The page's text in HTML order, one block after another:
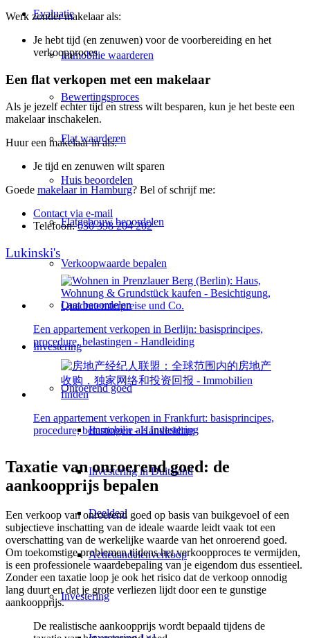
Evaluatie
Immobilie waarderen
Bewertingsproces
Flat waarderen
Huis beoordelen
Flatgebouw beoordelen
Verkoopwaarde bepalen
Laat beoordelen
Investering
Onroerend goed
Immobilie als Investering
Investering in Duitsland
Deeldeal
Actieaandelenverkoop
Investering
Werk zonder makelaar als:
Je hebt tijd (en zenuwen) voor de voorbereiding en het
verkoopproces
Een flat verkopen met een makelaar
Als je jezelf echter tijd en stress wilt besparen, kun je het beste een
makelaar inschakelen.
Huur een makelaar in als:
Je tijd en zenuwen wilt sparen
Goede makelaar in Hamburg? Bel of schrijf me:
Contact via e-mail
Telefoon:030 398 204 202
Lukinski's
Een appartement verkopen in Berlijn: basisprincipes,
procedure, belastingen - Handleiding
Een appartement verkopen in Frankfurt: basisprincipes,
procedure, belastingen - Handleiding
Taxatie van onroerend goed: de
aankoopprijs bepalen
Een verkoop van onroerend goed op basis van buikgevoel of een
subjectieve inschatting van de ideale waarde leidt vaak tot een
overschatting van de werkelijke waarde van het onroerend goed.
Om toekomstige problemen tijdens het verkoopproces te vermijden,
is een professionele waardebepaling van je eigendom dus essentieel.
Zonder een taxatie loop je ook het risico dat de verkoop onnodig
lang duurt en dat je grote verliezen lijdt door een te gunstige
aankoopprijs.
De realistische aankoopprijs wordt bepaald tijdens de